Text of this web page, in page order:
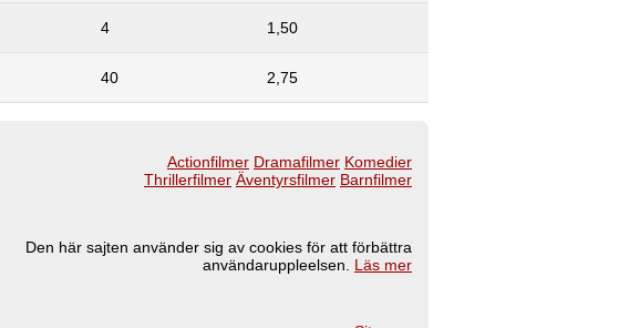
4 1,50
40 2,75
Actionfilmer Dramafilmer Komedier
Thrillerfilmer Äventyrsfilmer Barnfilmer
Den här sajten använder sig av cookies för att förbättra
användaruppleelsen. Läs mer